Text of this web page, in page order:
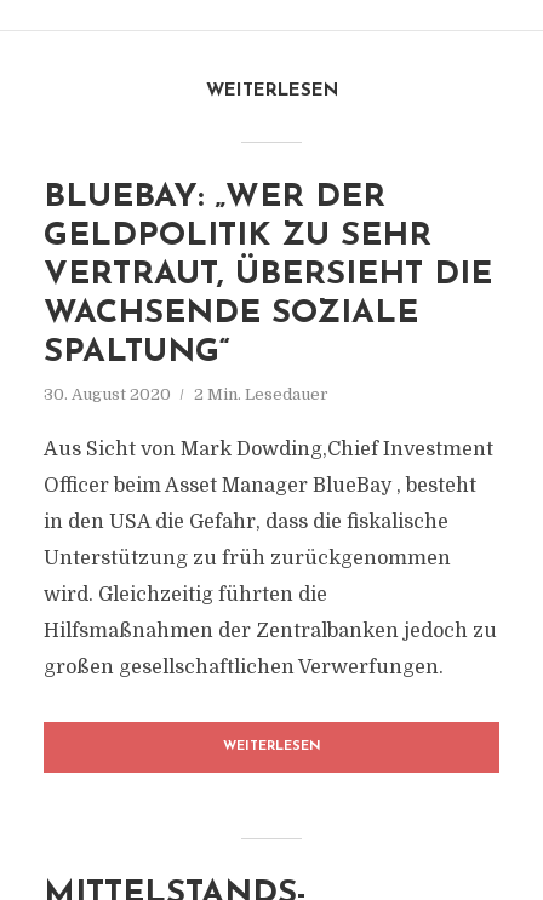
WEITERLESEN
BLUEBAY: „WER DER
GELDPOLITIK ZU SEHR
VERTRAUT, ÜBERSIEHT DIE
WACHSENDE SOZIALE
SPALTUNG“
30. August 2020 2 Min. Lesedauer
Aus Sicht von Mark Dowding,Chief Investment
Officer beim Asset Manager BlueBay , besteht
in den USA die Gefahr, dass die fiskalische
Unterstützung zu früh zurückgenommen
wird. Gleichzeitig führten die
Hilfsmaßnahmen der Zentralbanken jedoch zu
großen gesellschaftlichen Verwerfungen.
WEITERLESEN